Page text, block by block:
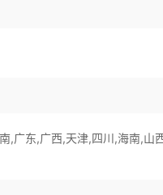
,广东,广西,天津,四川,海南,